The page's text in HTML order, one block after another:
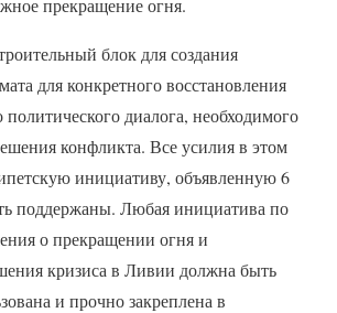
прекращение огня.
блок для создания
для конкретного восстановления
диалога, необходимого
конфликта. Все усилия в этом
инициативу, объявленную 6
поддержаны. Любая инициатива по
о прекращении огня и
кризиса в Ливии должна быть
и прочно закреплена в